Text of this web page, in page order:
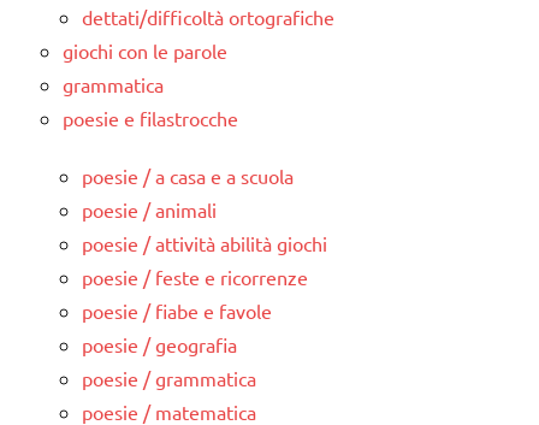
dettati/difficoltà ortografiche
giochi con le parole
grammatica
poesie e filastrocche
poesie / a casa e a scuola
poesie / animali
poesie / attività abilità giochi
poesie / feste e ricorrenze
poesie / fiabe e favole
poesie / geografia
poesie / grammatica
poesie / matematica